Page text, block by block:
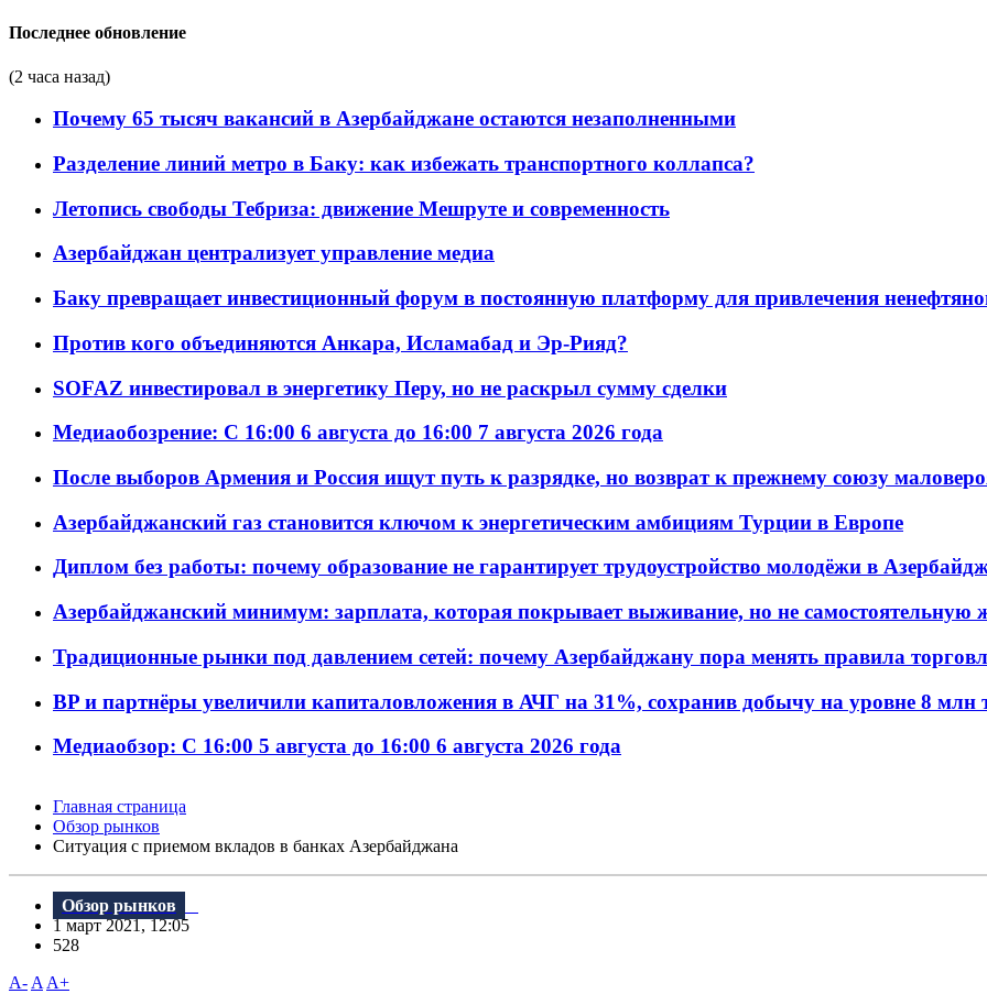
Последнее обновление
(2 часа назад)
Почему 65 тысяч вакансий в Азербайджане остаются незаполненными
Разделение линий метро в Баку: как избежать транспортного коллапса?
Летопись свободы Тебриза: движение Мешруте и современность
Азербайджан централизует управление медиа
Баку превращает инвестиционный форум в постоянную платформу для привлечения
Против кого объединяются Анкара, Исламабад и Эр-Рияд?
SOFAZ инвестировал в энергетику Перу, но не раскрыл сумму сделки
Медиаобозрение: С 16:00 6 августа до 16:00 7 августа 2026 года
После выборов Армения и Россия ищут путь к разрядке, но возврат к прежнему союзу
Азербайджанский газ становится ключом к энергетическим амбициям Турции в Европе
Диплом без работы: почему образование не гарантирует трудоустройство молодёжи в
Азербайджанский минимум: зарплата, которая покрывает выживание, но не самостоятельную
Традиционные рынки под давлением сетей: почему Азербайджану пора менять правила
BP и партнёры увеличили капиталовложения в АЧГ на 31%, сохранив добычу на уровне 8 млн
Медиаобзор: С 16:00 5 августа до 16:00 6 августа 2026 года
Главная страница
Обзор рынков
Ситуация с приемом вкладов в банках Aзербайджана
Обзор рынков
1 март 2021, 12:05
528
A- A A+